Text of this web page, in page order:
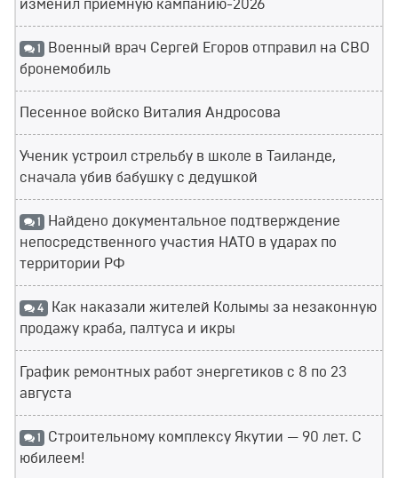
изменил приемную кампанию-2026
1 Военный врач Сергей Егоров отправил на СВО
бронемобиль
Песенное войско Виталия Андросова
Ученик устроил стрельбу в школе в Таиланде,
сначала убив бабушку с дедушкой
1 Найдено документальное подтверждение
непосредственного участия НАТО в ударах по
территории РФ
4 Как наказали жителей Колымы за незаконную
продажу краба, палтуса и икры
График ремонтных работ энергетиков с 8 по 23
августа
1 Строительному комплексу Якутии — 90 лет. С
юбилеем!